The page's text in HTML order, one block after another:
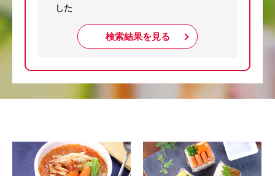
した
検索結果を見る